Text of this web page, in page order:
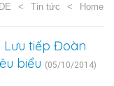
Home
Tin tức
Lưu tiếp Đoàn
biểu (05/10/2014)